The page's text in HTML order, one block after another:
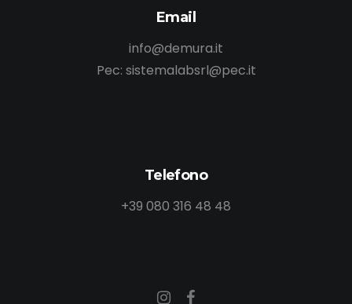
Email
info@demura.it
Pec: sistemalabsrl@pec.it
Telefono
+39 080 316 48 48